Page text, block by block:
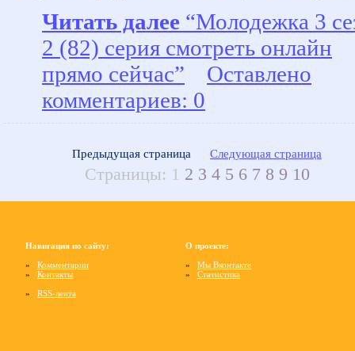
Читать далее “Молодежка 3
2 (82) серия смотреть онлайн
прямо сейчас”
Оставлено
комментариев: 0
Предыдущая страница Следующая страница
Страницы: 1 2 3 4 5 6 7 8 9 10
Навигация по сайту:
» Комментарии
» Контакты
» RSS-лента
О проекте:
» Мы Вконтакте
» Статистика